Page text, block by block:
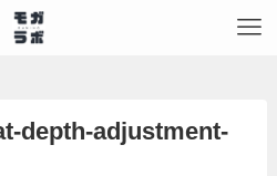
depth-adjustment-